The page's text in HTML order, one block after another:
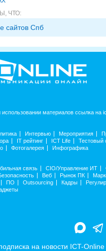
ЧТО:
сайтов Спб
материалов ссылка на
Интервью Мероприятия
IT рейтинг ICT Life Тестовый
Фотогалерея Инфографика
связь CIO/Управление ИТ
Веб Рынок ПК
ПО Outsourcing Кадры
на новости ICT-Online